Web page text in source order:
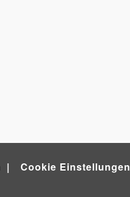
Cookie Einstellungen